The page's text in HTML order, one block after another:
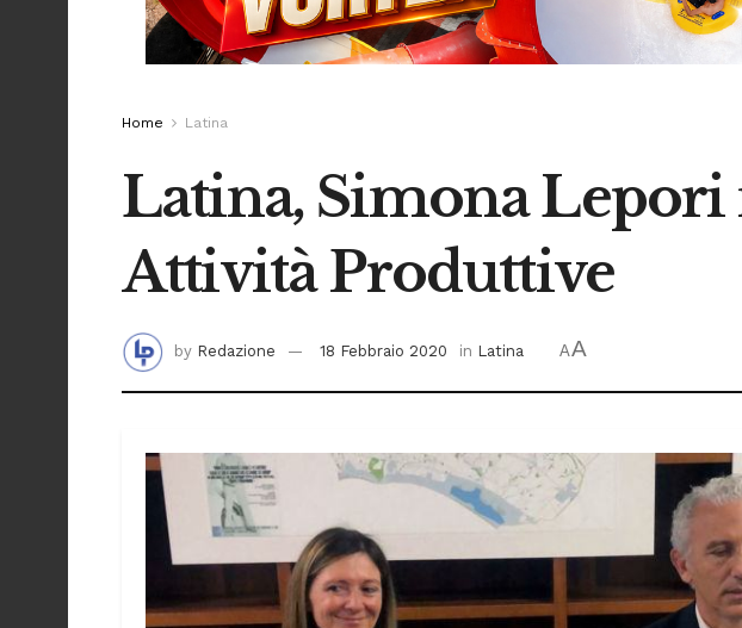
Home Latina
Latina, Simona Lepori
Attività Produttive
by Redazione 18 Febbraio 2020 in Latina AA